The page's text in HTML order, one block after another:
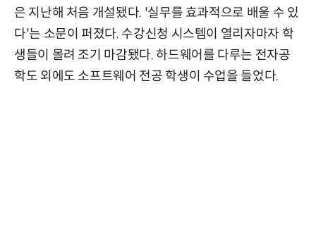
은 지난해 처음 개설됐다. '실무를 효과적으로 배울 수 있
다'는 소문이 퍼졌다. 수강신청 시스템이 열리자마자 학
생들이 몰려 조기 마감됐다. 하드웨어를 다루는 전자공
학도 외에도 소프트웨어 전공 학생이 수업을 들었다.